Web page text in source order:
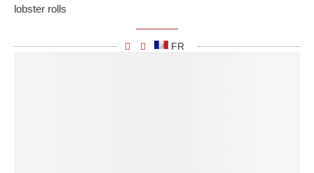
lobster rolls
FR